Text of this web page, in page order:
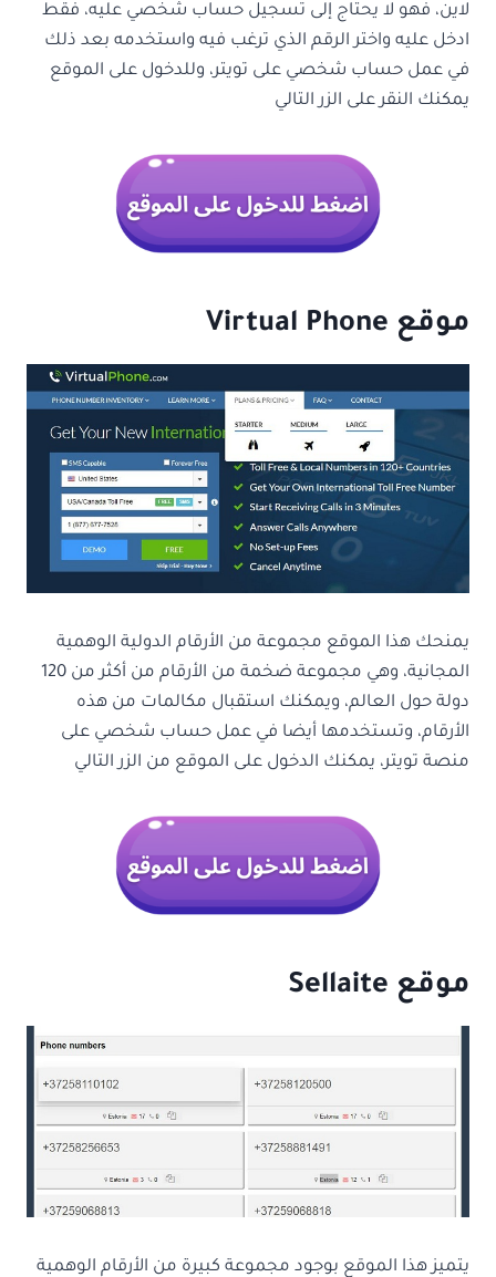
لاين، فهو لا يحتاج إلى تسجيل حساب شخصي عليه، فقط
ادخل عليه واختر الرقم الذي ترغب فيه واستخدمه بعد ذلك
في عمل حساب شخصي على تويتر، وللدخول على الموقع
يمكنك النقر على الزر التالي
موقع Virtual Phone
يمنحك هذا الموقع مجموعة من الأرقام الدولية الوهمية
المجانية، وهي مجموعة ضخمة من الأرقام من أكثر من 120
دولة حول العالم، ويمكنك استقبال مكالمات من هذه
الأرقام، وتستخدمها أيضا في عمل حساب شخصي على
منصة تويتر، يمكنك الدخول على الموقع من الزر التالي
موقع Sellaite
يتميز هذا الموقع بوجود مجموعة كبيرة من الأرقام الوهمية